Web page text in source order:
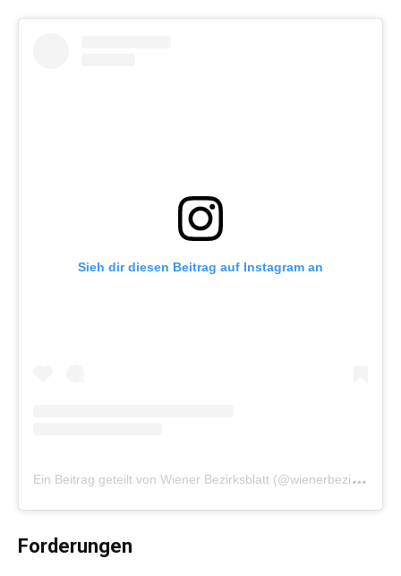
Sieh dir diesen Beitrag auf Instagram an
E
in Beitrag geteilt von Wiener Bezirksblatt (@wienerbezirksblatt)
Forderungen